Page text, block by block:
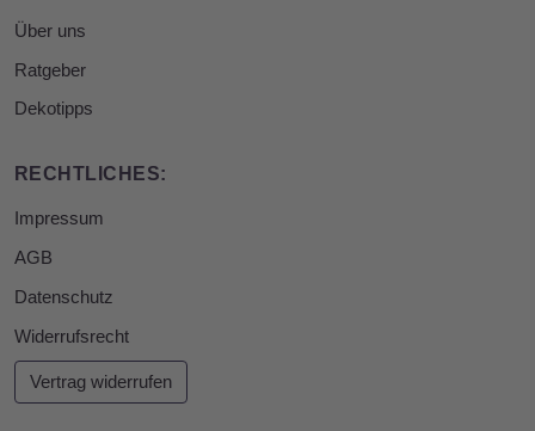
Über uns
Ratgeber
Dekotipps
RECHTLICHES:
Impressum
AGB
Datenschutz
Widerrufsrecht
Vertrag widerrufen